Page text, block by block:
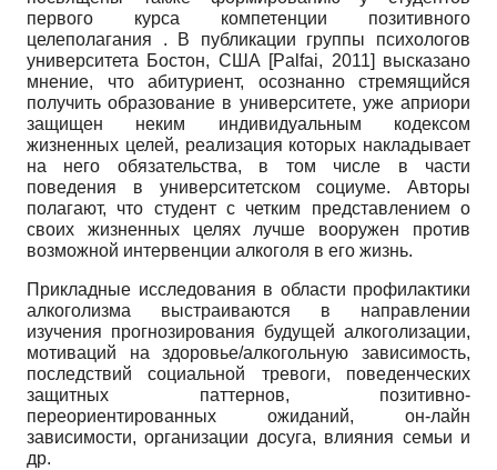
первого курса компетенции позитивного
целеполагания . В публикации группы психологов
университета Бостон, США [Palfai, 2011] высказано
мнение, что абитуриент, осознанно стремящийся
получить образование в университете, уже априори
защищен неким индивидуальным кодексом
жизненных целей, реализация которых накладывает
на него обязательства, в том числе в части
поведения в университетском социуме. Авторы
полагают, что студент с четким представлением о
своих жизненных целях лучше вооружен против
возможной интервенции алкоголя в его жизнь.
Прикладные исследования в области профилактики
алкоголизма выстраиваются в направлении
изучения прогнозирования будущей алкоголизации,
мотиваций на здоровье/алкогольную зависимость,
последствий социальной тревоги, поведенческих
защитных паттернов, позитивно-
переориентированных ожиданий, он-лайн
зависимости, организации досуга, влияния семьи и
др.